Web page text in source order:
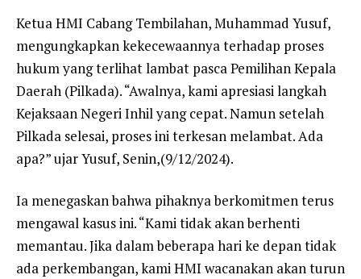
Ketua HMI Cabang Tembilahan, Muhammad Yusuf,
mengungkapkan kekecewaannya terhadap proses
hukum yang terlihat lambat pasca Pemilihan Kepala
Daerah (Pilkada). “Awalnya, kami apresiasi langkah
Kejaksaan Negeri Inhil yang cepat. Namun setelah
Pilkada selesai, proses ini terkesan melambat. Ada
apa?” ujar Yusuf, Senin,(9/12/2024).
Ia menegaskan bahwa pihaknya berkomitmen terus
mengawal kasus ini. “Kami tidak akan berhenti
memantau. Jika dalam beberapa hari ke depan tidak
ada perkembangan, kami HMI wacanakan akan turun